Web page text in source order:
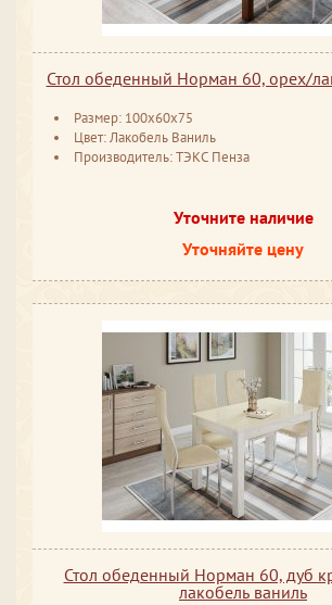
Стол обеденный Норман 60, орех/
Размер: 100x60x75
Цвет: Лакобель Ваниль
Производитель: ТЭКС Пенза
Уточните наличие
Уточняйте цену
Стол обеденный Норман 60, дуб
лакобель ваниль